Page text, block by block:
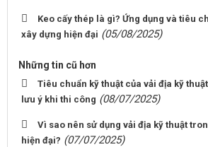
Keo cấy thép là gì? Ứng dụng và tiêu
xây dựng hiện đại (05/08/2025)
Những tin cũ hơn
Tiêu chuẩn kỹ thuật của vải địa kỹ
lưu ý khi thi công (08/07/2025)
Vì sao nên sử dụng vải địa kỹ thuật
hiện đại? (07/07/2025)